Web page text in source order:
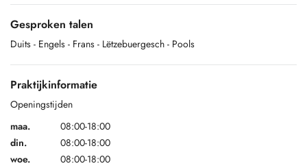
Gesproken talen
Duits - Engels - Frans - Lëtzebuergesch - Pools
Praktijkinformatie
Openingstijden
maa.
08:00-18:00
din.
08:00-18:00
woe.
08:00-18:00